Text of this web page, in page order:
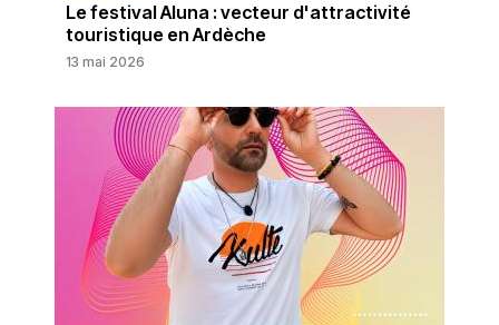
Le festival Aluna : vecteur d'attractivité
touristique en Ardèche
13 mai 2026